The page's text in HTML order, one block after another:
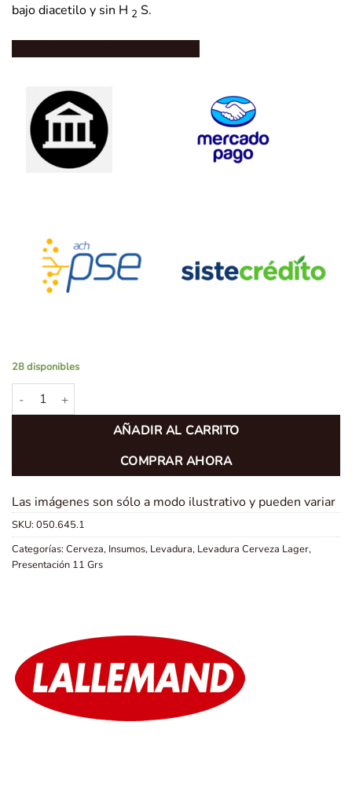
bajo diacetilo y sin H 2 S.
28 disponibles
Levadura Lallemand NOVA LAGER (11gr) cantidad
AÑADIR AL CARRITO
COMPRAR AHORA
Las imágenes son sólo a modo ilustrativo y pueden variar
SKU: 050.645.1
Categorías: Cerveza, Insumos, Levadura, Levadura Cerveza Lager,
Presentación 11 Grs